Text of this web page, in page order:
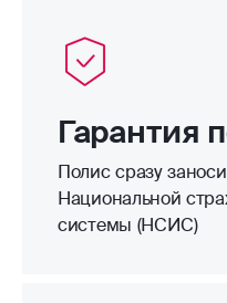
Гарантия
Полис сразу
Национальной
системы (НСИС)